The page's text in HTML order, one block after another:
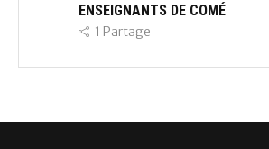
ENSEIGNANTS DE COMÉ
1 Partage